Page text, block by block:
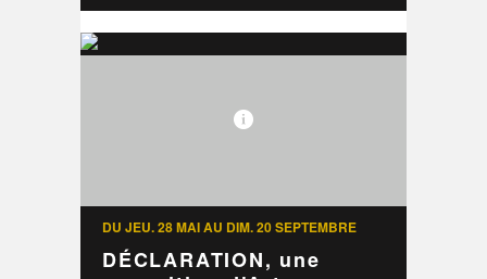
DU JEU. 28 MAI AU DIM. 20 SEPTEMBRE
DÉCLARATION, une